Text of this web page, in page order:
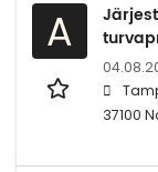
A
37100